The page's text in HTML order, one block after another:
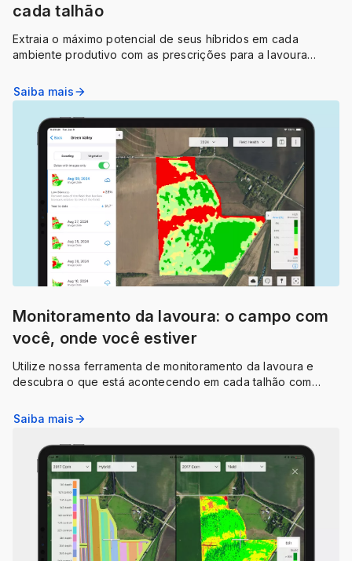
cada talhão
Extraia o máximo potencial de seus híbridos em cada
ambiente produtivo com as prescrições para a lavoura
Saiba maisarrow_forward
Monitoramento da lavoura: o campo com
você, onde você estiver
Utilize nossa ferramenta de monitoramento da lavoura e
descubra o que está acontecendo em cada talhão com
Saiba maisarrow_forward